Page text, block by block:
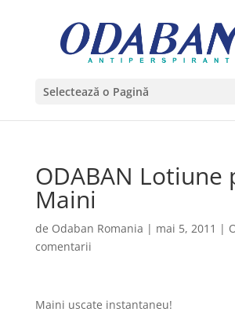
Selectează o Pagină
ODABAN Lotiune
Maini
de Odaban Romania | mai 5, 2011 |
comentarii
Maini uscate instantaneu!